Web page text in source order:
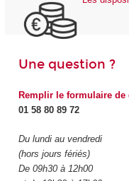
Une question ?
Remplir le formulaire de
01 58 80 89 72
Du lundi au vendredi
(hors jours fériés)
De 09h30 à 12h00